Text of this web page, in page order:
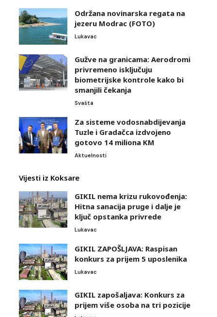
Održana novinarska regata na
jezeru Modrac (FOTO)
Lukavac
Gužve na granicama: Aerodromi
privremeno isključuju
biometrijske kontrole kako bi
smanjili čekanja
Svašta
Za sisteme vodosnabdijevanja
Tuzle i Gradačca izdvojeno
gotovo 14 miliona KM
Aktuelnosti
Vijesti iz Koksare
GIKIL nema krizu rukovođenja:
Hitna sanacija pruge i dalje je
ključ opstanka privrede
Lukavac
GIKIL ZAPOŠLJAVA: Raspisan
konkurs za prijem 5 uposlenika
Lukavac
GIKIL zapošaljava: Konkurs za
prijem više osoba na tri pozicije